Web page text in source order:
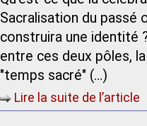
Sacralisation du passé
construira une identité
entre ces deux pôles,
"temps sacré" (…)
Lire la suite de l’article